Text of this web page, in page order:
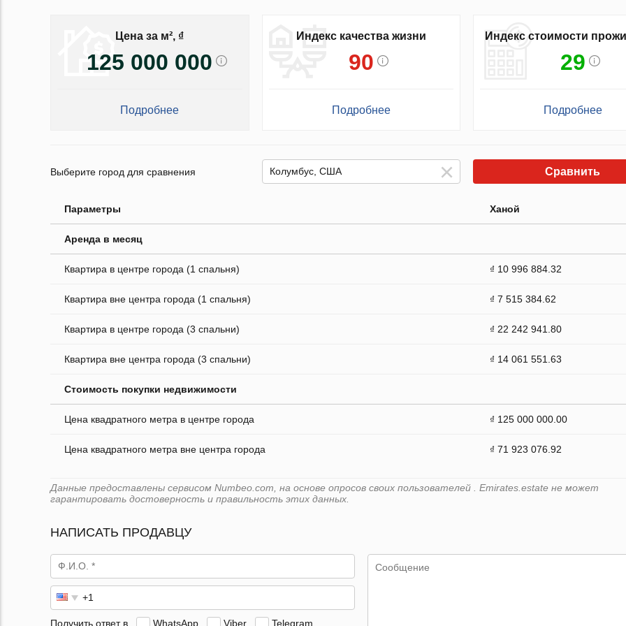
Цена за м², ₫
125 000 000
Подробнее
Индекс качества жизни
90
Подробнее
Индекс стоимости
29
Подробнее
Выберите город для сравнения Сравнить
Параметры Ханой
Аренда в месяц
Квартира в центре города (1 спальня) ₫ 10 996 884.32
Квартира вне центра города (1 спальня) ₫ 7 515 384.62
Квартира в центре города (3 спальни) ₫ 22 242 941.80
Квартира вне центра города (3 спальни) ₫ 14 061 551.63
Стоимость покупки недвижимости
Цена квадратного метра в центре города ₫ 125 000 000.00
Цена квадратного метра вне центра города ₫ 71 923 076.92
Данные предоставлены сервисом Numbeo.com, на основе опросов своих пользователей . Emirates.estate не может
гарантировать достоверность и правильность этих данных.
НАПИСАТЬ ПРОДАВЦУ
Получить ответ в WhatsApp Viber Telegram